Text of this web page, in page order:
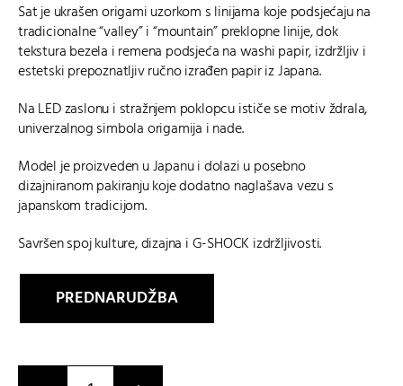
Sat je ukrašen origami uzorkom s linijama koje podsjećaju na
tradicionalne “valley” i “mountain” preklopne linije, dok
tekstura bezela i remena podsjeća na washi papir, izdržljiv i
estetski prepoznatljiv ručno izrađen papir iz Japana.
Na LED zaslonu i stražnjem poklopcu ističe se motiv ždrala,
univerzalnog simbola origamija i nade.
Model je proizveden u Japanu i dolazi u posebno
dizajniranom pakiranju koje dodatno naglašava vezu s
japanskom tradicijom.
Savršen spoj kulture, dizajna i G-SHOCK izdržljivosti.
PREDNARUDŽBA